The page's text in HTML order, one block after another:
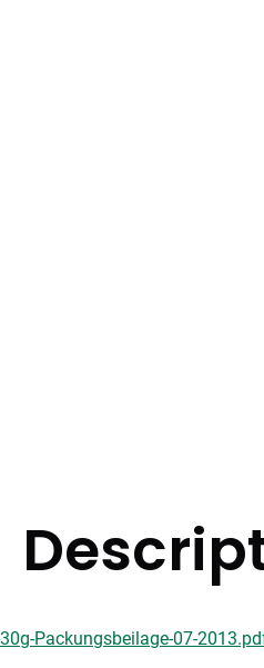
Packungsbeilage-07-